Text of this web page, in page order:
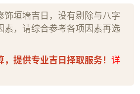
饰垣墙吉日，没有剔除与八字
素，请综合参考各项因素再选
，提供专业吉日择取服务！ 详